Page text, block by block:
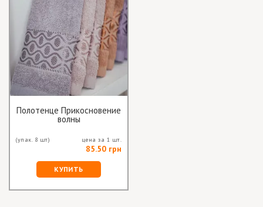
Полотенце Прикосновение
волны
(упак. 8 шт) цена за 1 шт.
85.50 грн
КУПИТЬ